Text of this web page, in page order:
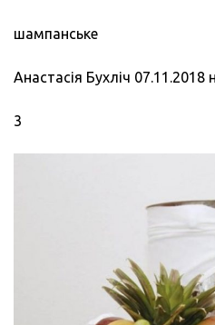
шампанське
Анастасія Бухліч 07.11.2018
3